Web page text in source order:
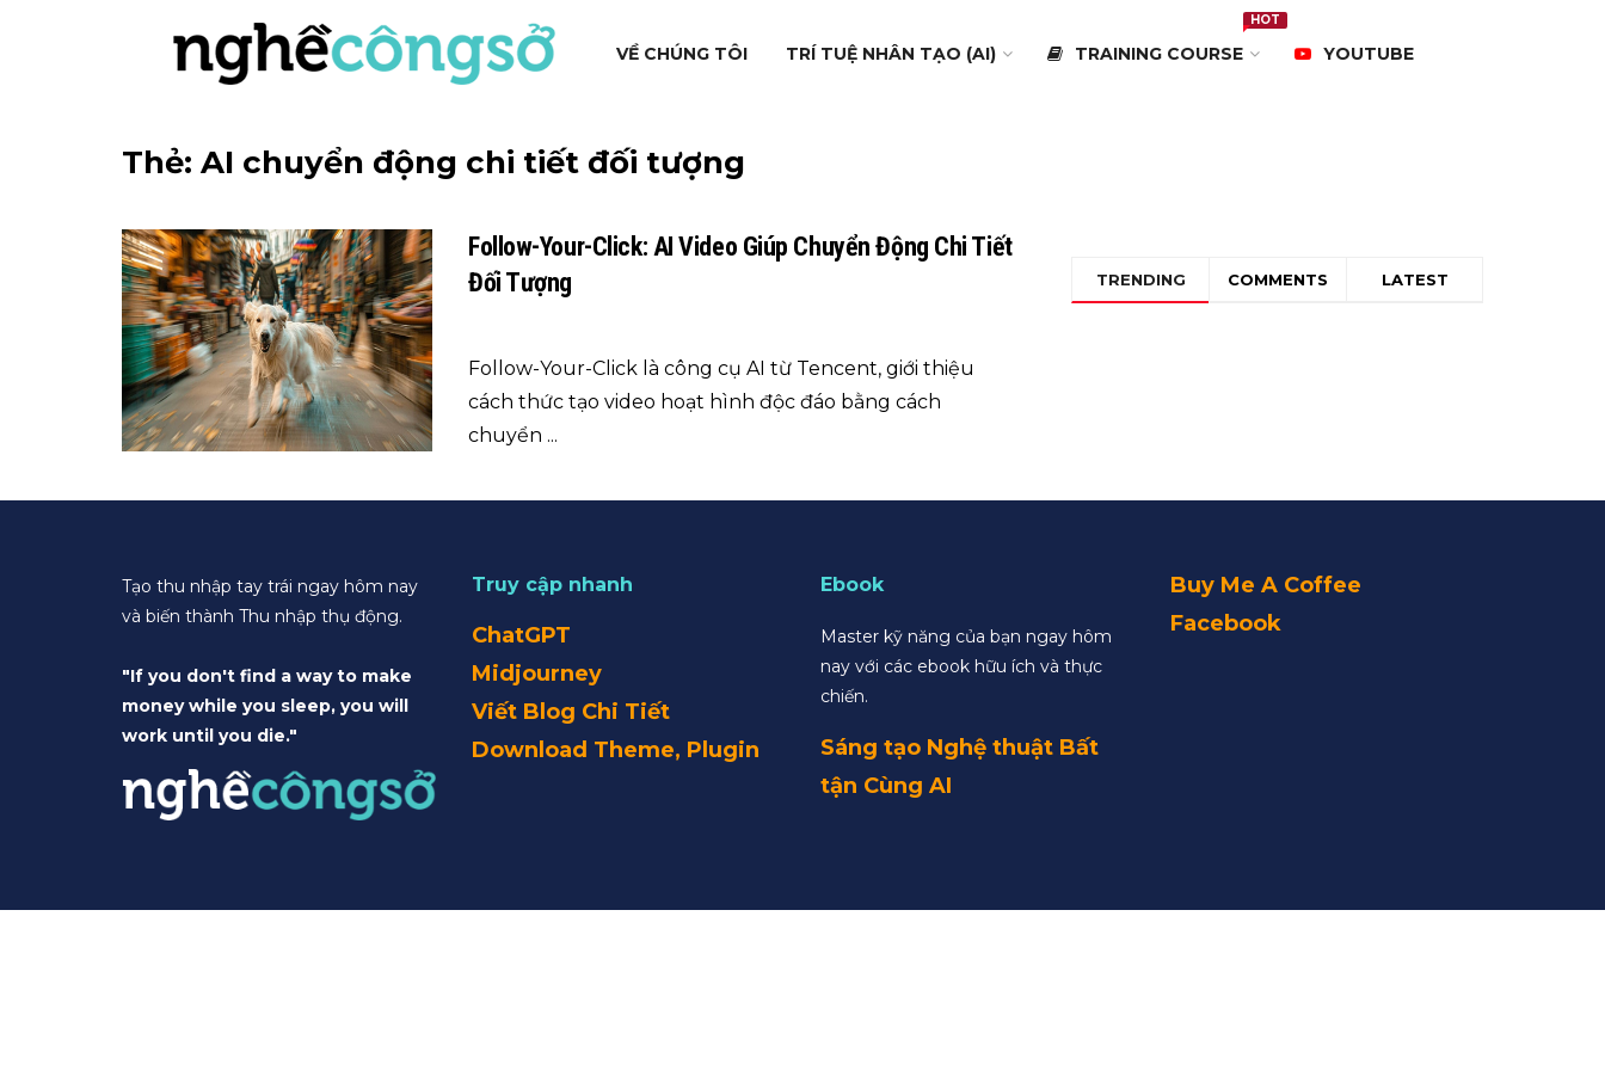
VỀ CHÚNG TÔI TRÍ TUỆ NHÂN TẠO (AI) TRAINING COURSE
HOT
YOUTUBE
Thẻ: AI chuyển động chi tiết đối tượng
Follow-Your-Click: AI Video Giúp Chuyển Động Chi Tiết
Đối Tượng
Follow-Your-Click là công cụ AI từ Tencent, giới thiệu
cách thức tạo video hoạt hình độc đáo bằng cách
chuyển ...
TRENDING COMMENTS LATEST
Tạo thu nhập tay trái ngay hôm nay
và biến thành Thu nhập thụ động.
"If you don't find a way to make
money while you sleep, you will
work until you die."
Truy cập nhanh
ChatGPT
Midjourney
Viết Blog Chi Tiết
Download Theme, Plugin
Ebook
Master kỹ năng của bạn ngay hôm
nay với các ebook hữu ích và thực
chiến.
Sáng tạo Nghệ thuật Bất
tận Cùng AI
Buy Me A Coffee
Facebook